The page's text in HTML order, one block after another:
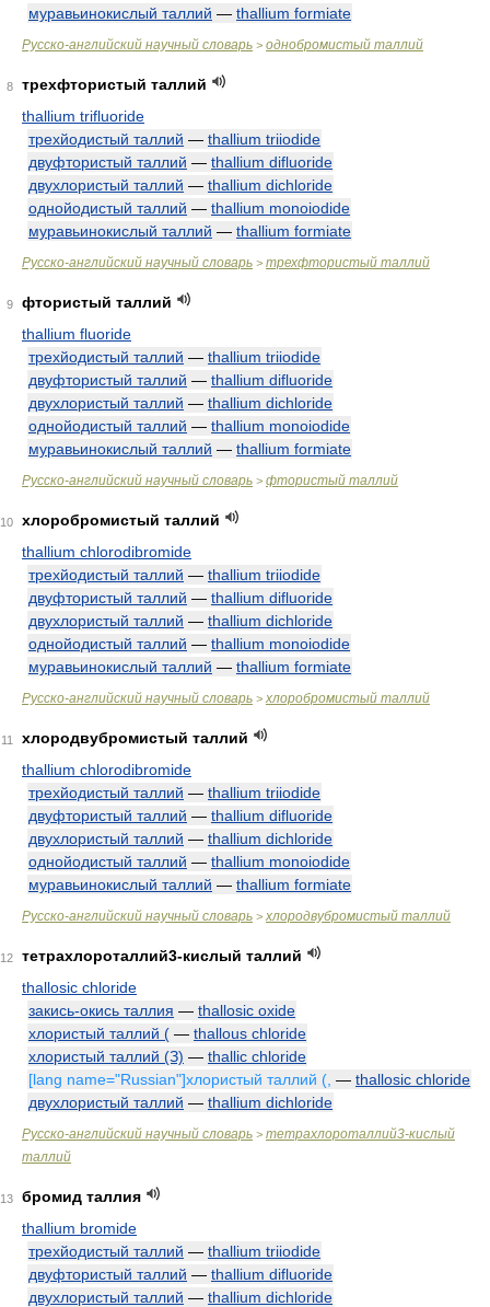
муравьинокислый таллий — thallium formiate
Русско-английский научный словарь > однобромистый таллий
8
трехфтористый таллий
thallium trifluoride
трехйодистый таллий — thallium triiodide
двуфтористый таллий — thallium difluoride
двухлористый таллий — thallium dichloride
однойодистый таллий — thallium monoiodide
муравьинокислый таллий — thallium formiate
Русско-английский научный словарь > трехфтористый таллий
9
фтористый таллий
thallium fluoride
трехйодистый таллий — thallium triiodide
двуфтористый таллий — thallium difluoride
двухлористый таллий — thallium dichloride
однойодистый таллий — thallium monoiodide
муравьинокислый таллий — thallium formiate
Русско-английский научный словарь > фтористый таллий
10
хлоробромистый таллий
thallium chlorodibromide
трехйодистый таллий — thallium triiodide
двуфтористый таллий — thallium difluoride
двухлористый таллий — thallium dichloride
однойодистый таллий — thallium monoiodide
муравьинокислый таллий — thallium formiate
Русско-английский научный словарь > хлоробромистый таллий
11
хлородвубромистый таллий
thallium chlorodibromide
трехйодистый таллий — thallium triiodide
двуфтористый таллий — thallium difluoride
двухлористый таллий — thallium dichloride
однойодистый таллий — thallium monoiodide
муравьинокислый таллий — thallium formiate
Русско-английский научный словарь > хлородвубромистый таллий
12
тетрахлороталлий3-кислый таллий
thallosic chloride
закись-окись таллия — thallosic oxide
хлористый таллий ( — thallous chloride
хлористый таллий (З) — thallic chloride
[lang name="Russian"]хлористый таллий (, — thallosic chloride
двухлористый таллий — thallium dichloride
Русско-английский научный словарь > тетрахлороталлий3-кислый
таллий
13
бромид таллия
thallium bromide
трехйодистый таллий — thallium triiodide
двуфтористый таллий — thallium difluoride
двухлористый таллий — thallium dichloride